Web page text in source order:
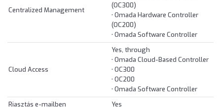
Centralized Management
(OC300)
• Omada Hardware Controller
(OC200)
• Omada Software Controller
Cloud Access
Yes, through
• Omada Cloud-Based Controller
• OC300
• OC200
• Omada Software Controller
Riasztás e-mailben
Yes